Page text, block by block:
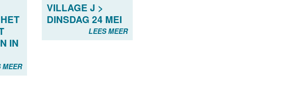
IN
MEER
VILLAGE J >
DINSDAG 24 MEI
LEES MEER